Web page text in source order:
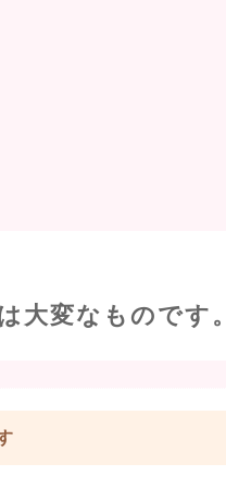
大変なものです。